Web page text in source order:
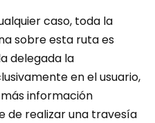
caso, toda la
sobre esta ruta es
delegada la
en el usuario,
información
de realizar una travesía